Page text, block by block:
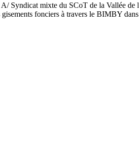
A/ Syndicat mixte du SCoT de la Vallée
fonciers à travers le BIMBY